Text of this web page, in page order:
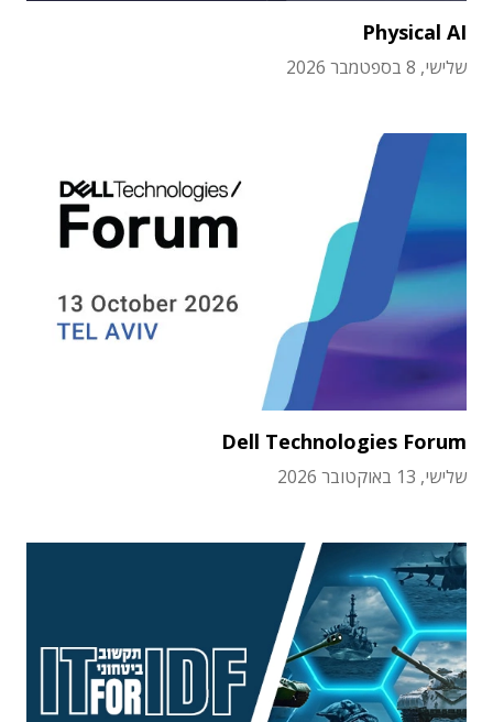
Physical AI
שלישי, 8 בספטמבר 2026
Dell Technologies Forum
שלישי, 13 באוקטובר 2026